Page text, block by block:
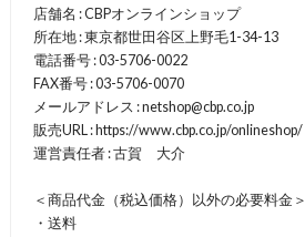
店舗名 : CBPオンラインショップ
所在地 : 東京都世田谷区上野毛1-34-13
電話番号 : 03-5706-0022
FAX番号 : 03-5706-0070
メールアドレス : netshop@cbp.co.jp
販売URL : https://www.cbp.co.jp/onlineshop/
運営責任者 : 古賀 大介
＜商品代金（税込価格）以外の必要料金＞
・送料